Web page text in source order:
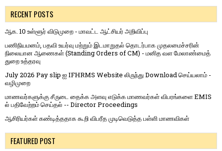
RECENT POSTS
ஆக. 10 உள்ளூர் விடுமுறை - மாவட்ட ஆட்சியர் அறிவிப்பு
பணிநியமனம், பதவி உயர்வு மற்றும் இடமாறுதல் தொடர்பாக முதலமைச்சரின்
நிலையான ஆணைகள் (Standing Orders of CM) - மனித வள மேலாண்மைத்
துறை உத்தரவு
July 2026 Pay slip ஐ IFHRMS Website லிருந்து Download செய்யலாம் -
வழிமுறை
மாணவர்களுக்கு சீருடை தைக்க அளவு எடுக்க மாணவர்கள் விபரங்களை EMIS
ல் பதிவேற்றம் செய்தல் -- Director Proceedings
ஆசிரியர்கள் கண்டித்ததாக கூறி விபரீத முடிவெடுத்த பள்ளி மாணவிகள்
FEATURED POST